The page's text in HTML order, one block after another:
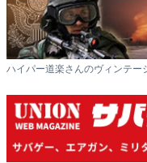
ハイパー道楽さんのヴィンテ